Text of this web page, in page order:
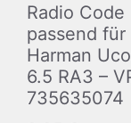
Radio Code
passend für
Harman
6.5 RA3 –
735635074